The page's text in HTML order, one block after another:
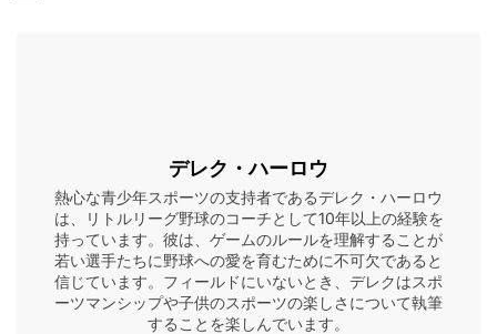
デレク・ハーロウ
熱心な青少年スポーツの支持者であるデレク・ハーロウ
は、リトルリーグ野球のコーチとして10年以上の経験を
持っています。彼は、ゲームのルールを理解することが
若い選手たちに野球への愛を育むために不可欠であると
信じています。フィールドにいないとき、デレクはスポ
ーツマンシップや子供のスポーツの楽しさについて執筆
することを楽しんでいます。